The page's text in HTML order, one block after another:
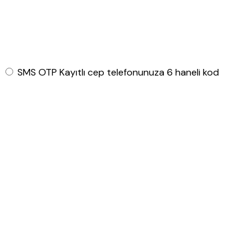
SMS OTP Kayıtlı cep telefonunuza 6 haneli kod